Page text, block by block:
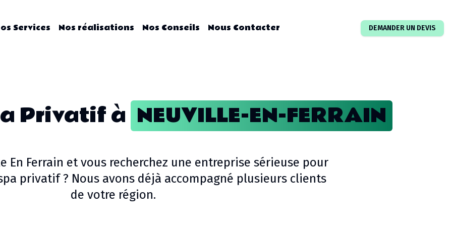
Services Nos réalisations Nos Conseils Nous Contacter DEMANDER UN DEVIS
Privatifà NEUVILLE-EN-FERRAIN
En Ferrain et vous recherchez une entreprise sérieuse pour
privatif? Nous avons déjà accompagné plusieurs clients
de votre région.